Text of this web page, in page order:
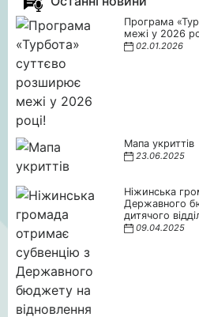
Програма
межі у 2026
02.01.2026
Мапа укриттів
23.06.2025
Ніжинська
Державного
дитячого
09.04.2025